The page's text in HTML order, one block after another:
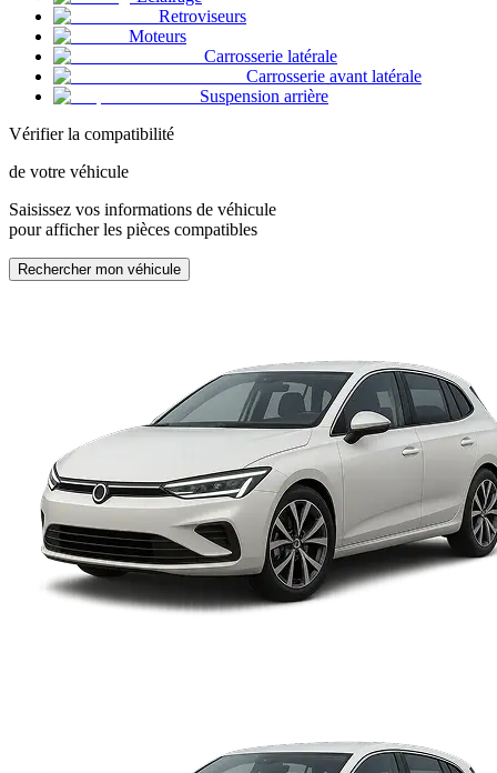
Retroviseurs
Moteurs
Carrosserie latérale
Carrosserie avant latérale
Suspension arrière
Vérifier la compatibilité
de votre véhicule
Saisissez vos informations de véhicule
pour afficher les pièces compatibles
Rechercher mon véhicule